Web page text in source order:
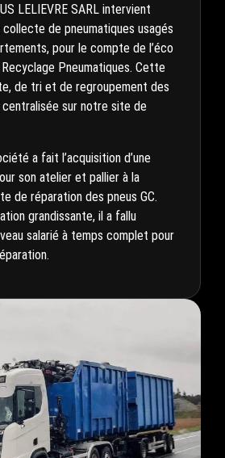
LELIEVRE SARL intervient
de pneumatiques usagés
pour le compte de l’éco
Pneumatiques. Cette
de tri et de regroupement des
sur notre site de
a fait l’acquisition d’une
son atelier et pallier à la
de réparation des pneus GC.
grandissante, il a fallu
salarié à temps complet pour